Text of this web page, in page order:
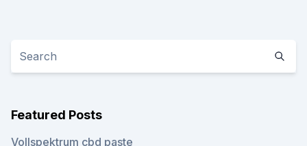
Featured Posts
Vollspektrum cbd paste